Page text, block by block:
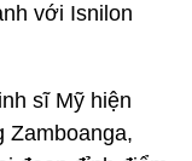
với Isnilon
sĩ Mỹ hiện
Zamboanga,